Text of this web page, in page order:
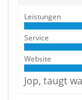
Leistungen
Service
Website
Jop, taugt